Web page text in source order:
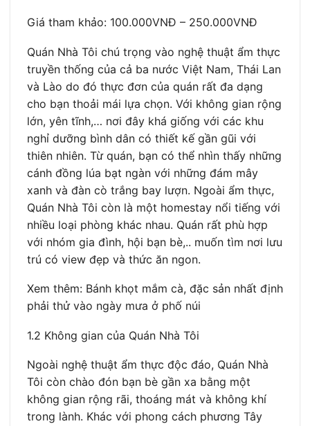
Giá tham khảo: 100.000VNĐ – 250.000VNĐ
Quán Nhà Tôi chú trọng vào nghệ thuật ẩm thực
truyền thống của cả ba nước Việt Nam, Thái Lan
và Lào do đó thực đơn của quán rất đa dạng
cho bạn thoải mái lựa chọn. Với không gian rộng
lớn, yên tĩnh,… nơi đây khá giống với các khu
nghỉ dưỡng bình dân có thiết kế gần gũi với
thiên nhiên. Từ quán, bạn có thể nhìn thấy những
cánh đồng lúa bạt ngàn với những đám mây
xanh và đàn cò trắng bay lượn. Ngoài ẩm thực,
Quán Nhà Tôi còn là một homestay nổi tiếng với
nhiều loại phòng khác nhau. Quán rất phù hợp
với nhóm gia đình, hội bạn bè,.. muốn tìm nơi lưu
trú có view đẹp và thức ăn ngon.
Xem thêm: Bánh khọt mắm cà, đặc sản nhất định
phải thử vào ngày mưa ở phố núi
1.2 Không gian của Quán Nhà Tôi
Ngoài nghệ thuật ẩm thực độc đáo, Quán Nhà
Tôi còn chào đón bạn bè gần xa bằng một
không gian rộng rãi, thoáng mát và không khí
trong lành. Khác với phong cách phương Tây